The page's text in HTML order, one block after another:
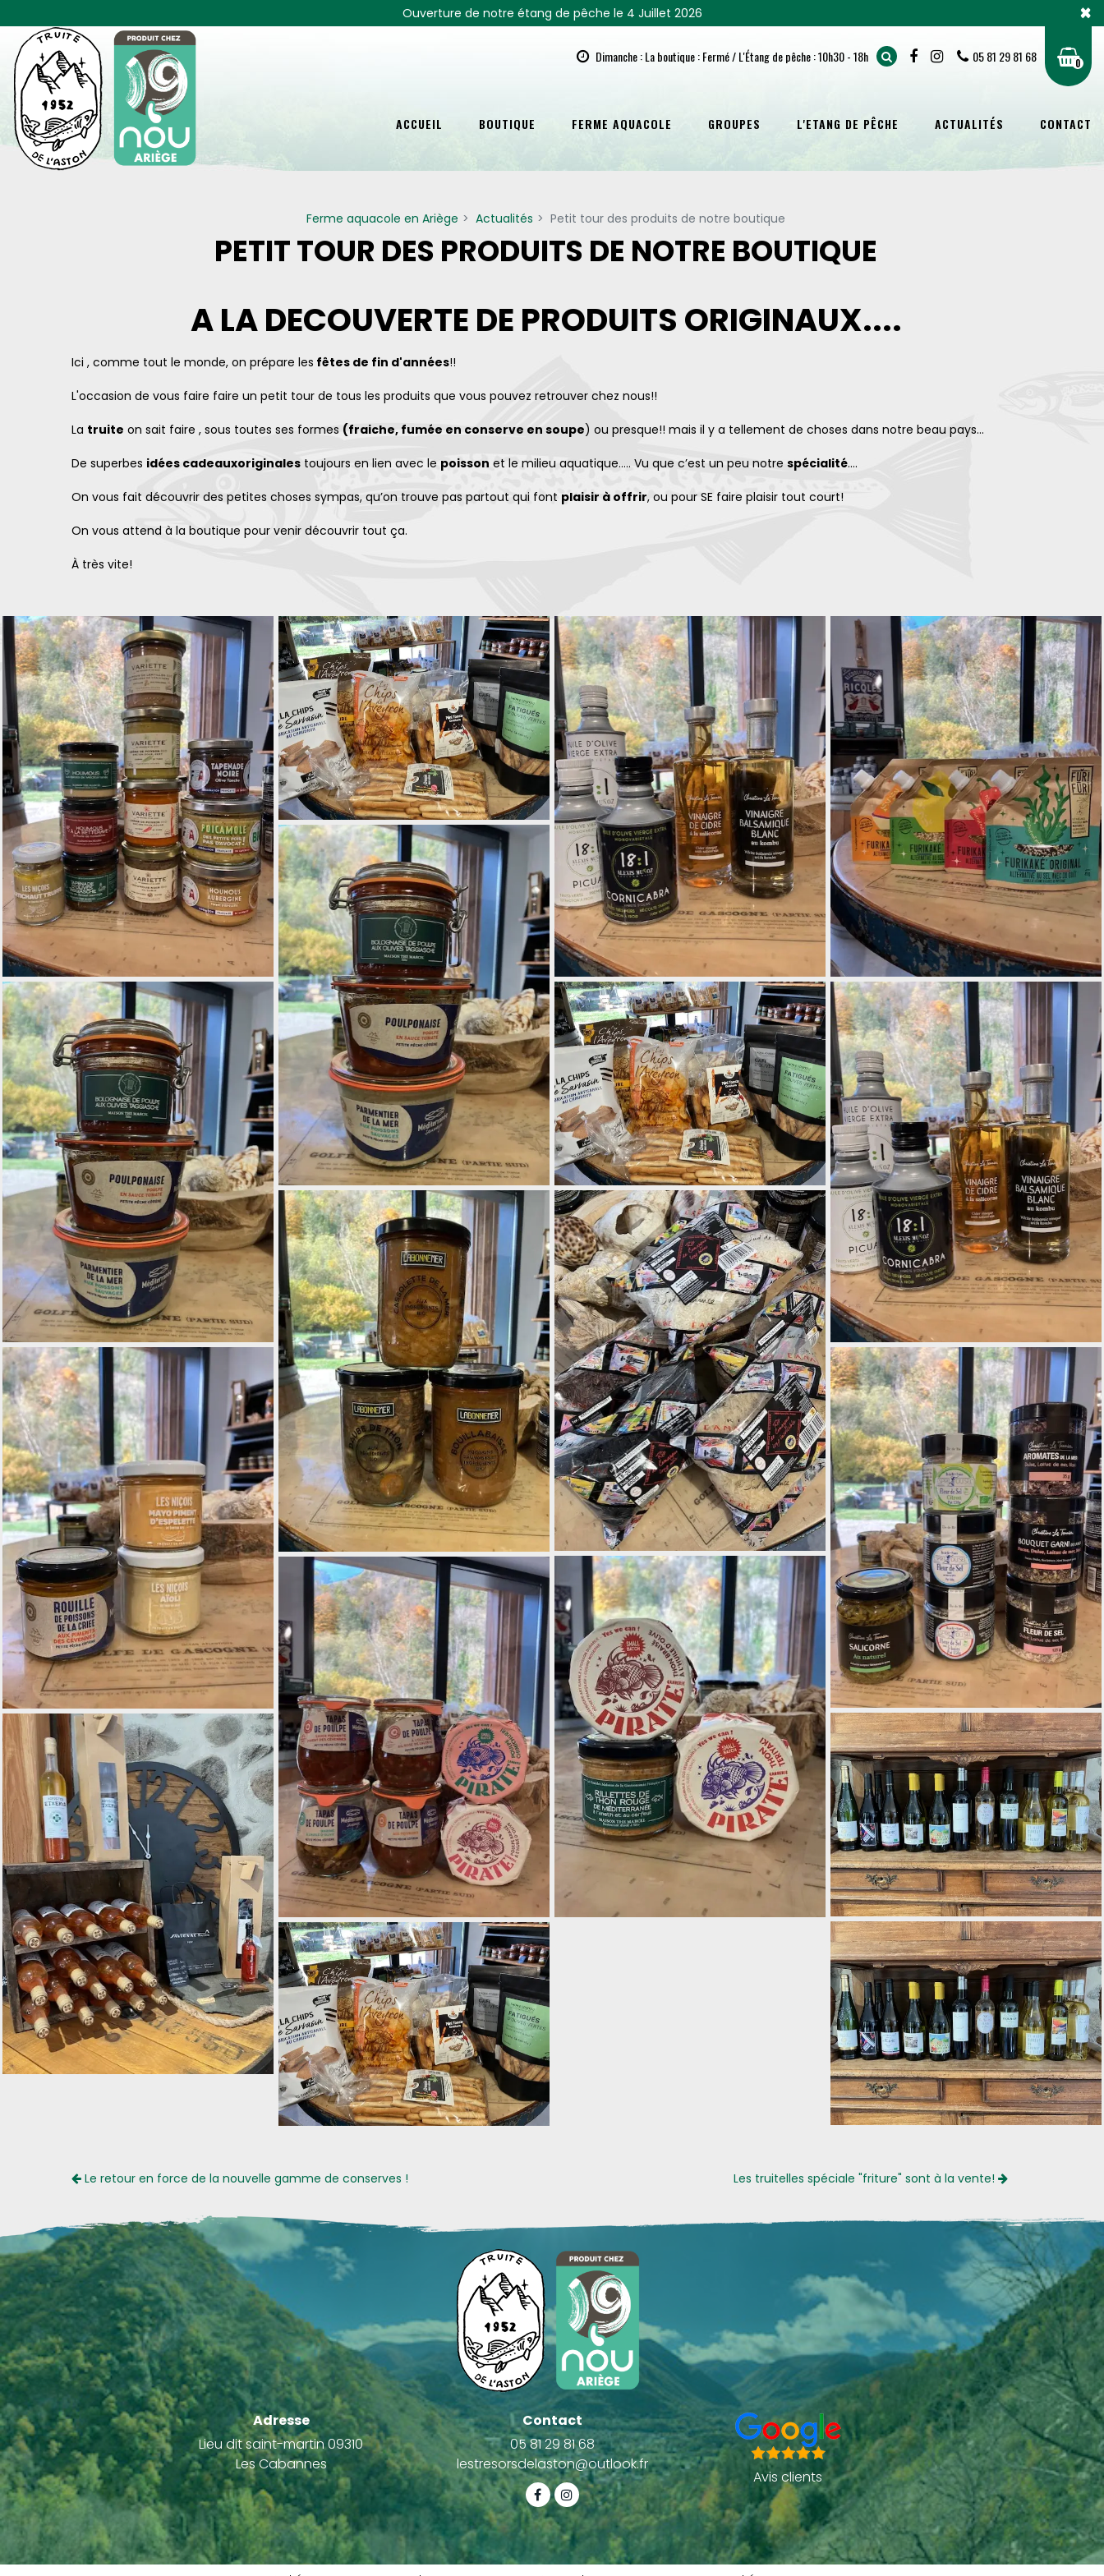
Ouverture de notre étang de pêche le 4 Juillet 2026 ×
Dimanche : La boutique : Fermé / L'Étang de pêche : 10h30 - 18h 05 81 29 81 68 0
ACCUEIL BOUTIQUE FERME AQUACOLE GROUPES L'ETANG DE PÊCHE ACTUALITÉS CONTACT
Ferme aquacole en Ariège Actualités Petit tour des produits de notre boutique
PETIT TOUR DES PRODUITS DE NOTRE BOUTIQUE
A LA DECOUVERTE DE PRODUITS ORIGINAUX....
Ici , comme tout le monde, on prépare les fêtes de fin d'années!!
L'occasion de vous faire faire un petit tour de tous les produits que vous pouvez retrouver chez nous!!
La truite on sait faire , sous toutes ses formes (fraiche, fumée en conserve en soupe) ou presque!! mais il y a tellement de choses dans notre beau pays...
De superbes idées cadeauxoriginales toujours en lien avec le poisson et le milieu aquatique..... Vu que c’est un peu notre spécialité....
On vous fait découvrir des petites choses sympas, qu’on trouve pas partout qui font plaisir à offrir, ou pour SE faire plaisir tout court!
On vous attend à la boutique pour venir découvrir tout ça.
À très vite!
Le retour en force de la nouvelle gamme de conserves ! Les truitelles spéciale "friture" sont à la vente!
Adresse
Lieu dit saint-martin 09310
Les Cabannes
Contact
05 81 29 81 68
lestresorsdelaston@outlook.fr
Avis clients